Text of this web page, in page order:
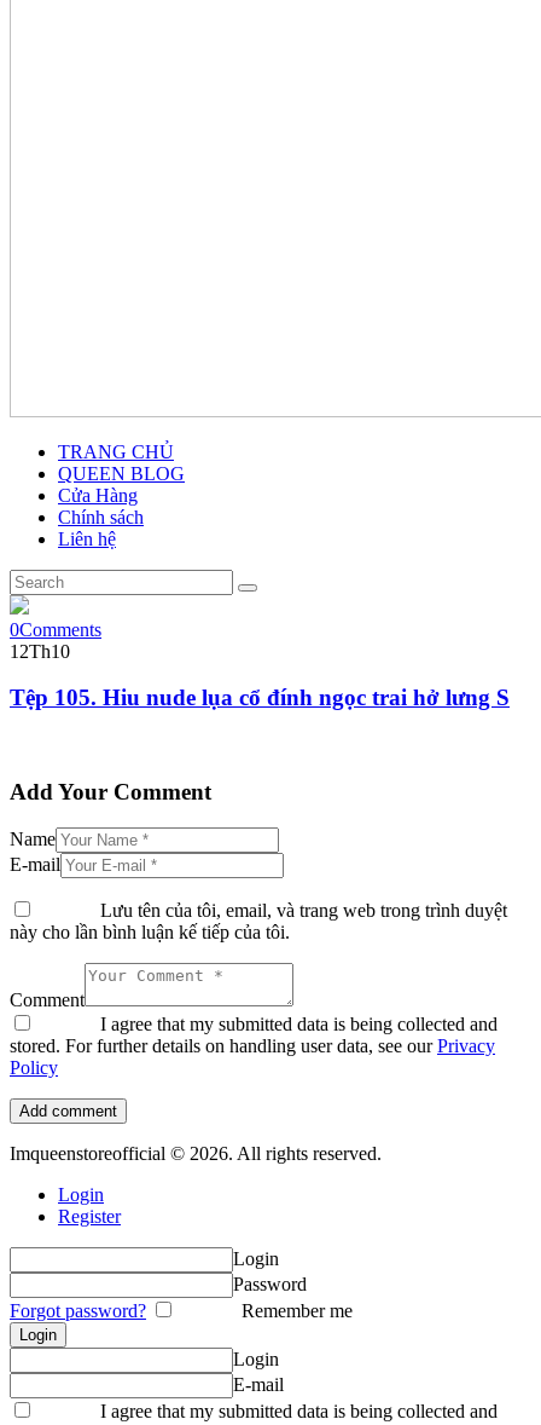
TRANG CHỦ
QUEEN BLOG
Cửa Hàng
Chính sách
Liên hệ
0Comments
12Th10
Tệp 105. Hiu nude lụa cổ đính ngọc trai hở lưng S
Add Your Comment
Name
E-mail
Lưu tên của tôi, email, và trang web trong trình duyệt
này cho lần bình luận kế tiếp của tôi.
Comment
I agree that my submitted data is being collected and
stored. For further details on handling user data, see ourPrivacy
Policy
Imqueenstoreofficial © 2026. All rights reserved.
Login
Register
Login
Password
Forgot password?
Remember me
Login
E-mail
I agree that my submitted data is being collected and